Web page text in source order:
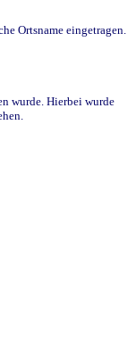
Ortsname eingetragen.
wurde. Hierbei wurde